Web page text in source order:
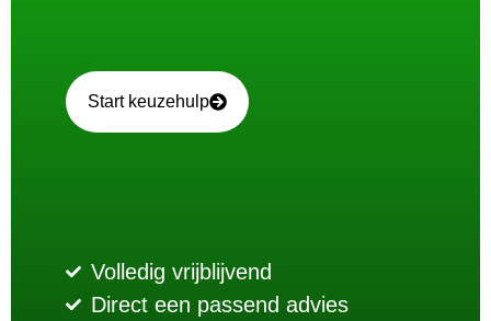
Start keuzehulp
Volledig vrijblijvend
Direct een passend advies